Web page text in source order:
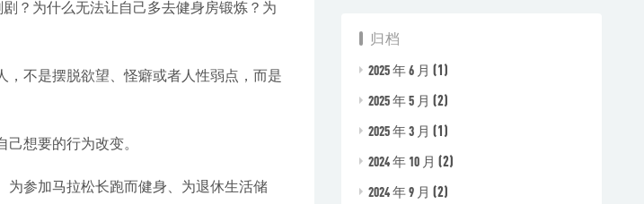
？为什么无法让自己多去健身房锻炼？为
不是摆脱欲望、怪癖或者人性弱点，而是
想要的行为改变。
参加马拉松长跑而健身、为退休生活储
归档
2025 年 6 月 (1)
2025 年 5 月 (2)
2025 年 3 月 (1)
2024 年 10 月 (2)
2024 年 9 月 (2)